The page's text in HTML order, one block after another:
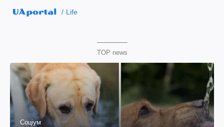
Life
TOP news
Соціум